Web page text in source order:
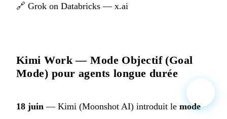
🔗 Grok on Databricks — x.ai
Kimi Work — Mode Objectif (Goal
Mode) pour agents longue durée
18 juin — Kimi (Moonshot AI) introduit le mode